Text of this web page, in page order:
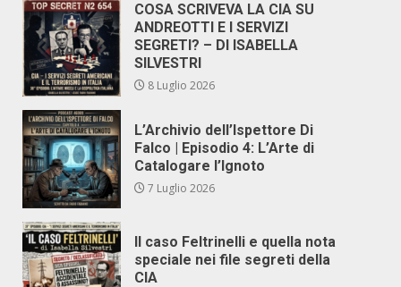
COSA SCRIVEVA LA CIA SU
ANDREOTTI E I SERVIZI
SEGRETI? – DI ISABELLA
SILVESTRI
8 Luglio 2026
L’Archivio dell’Ispettore Di
Falco | Episodio 4: L’Arte di
Catalogare l’Ignoto
7 Luglio 2026
Il caso Feltrinelli e quella nota
speciale nei file segreti della
CIA